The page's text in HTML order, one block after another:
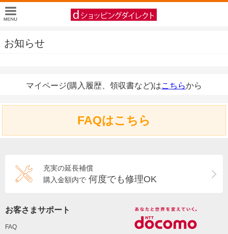
お知らせ
マイページ(購入履歴、領収書など)はこちらから
FAQはこちら
充実の延長補償
購入金額内で 何度でも修理OK
お客さまサポート
FAQ